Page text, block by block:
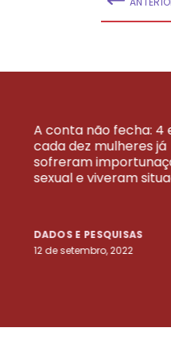
A conta não fecha: 4
cada dez mulheres já
sofreram
sexual e viveram
DADOS E PESQUISAS
12 de setembro, 2022